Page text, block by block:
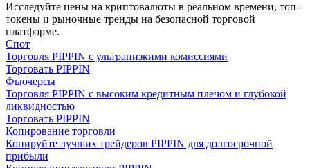
Гид
Руководство для начинающих по фьючерсам
Исследуйте цены на криптовалюты в реальном времени, топ-
токены и рыночные тренды на безопасной торговой
платформе.
Спот
Торговля PIPPIN с ультранизкими комиссиями
Торговать PIPPIN
Фьючерсы
Торговля PIPPIN с высоким кредитным плечом и глубокой
ликвидностью
Торговать PIPPIN
Копирование торговли
Копируйте лучших трейдеров PIPPIN для долгосрочной
прибыли